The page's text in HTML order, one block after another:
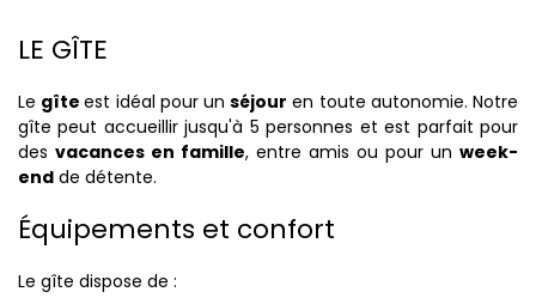
LE GÎTE
Le gîteest idéal pour unséjour en toute autonomie. Notre
gîte peut accueillir jusqu'à 5 personnes et est parfait pour
des vacances en famille, entre amis ou pour un week-
end de détente.
Équipements et confort
Le gîte dispose de :